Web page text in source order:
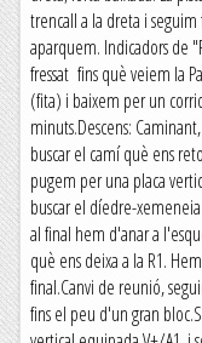
trencall a la dreta i
aparquem. Indicadors de
fressat fins què veiem la
(fita) i baixem per un
minuts.Descens:
buscar el camí què ens
pugem per una placa
buscar el díedre-
al final hem d'anar a
què ens deixa a la R1.
final.Canvi de reunió,
fins el peu d'un gran